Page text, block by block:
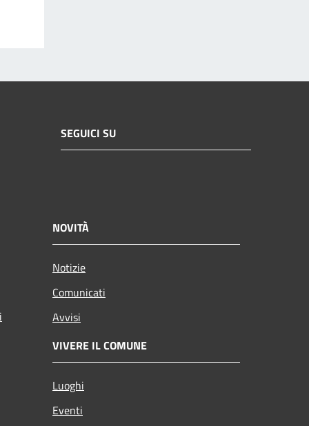
SEGUICI SU
NOVITÀ
Notizie
Comunicati
Avvisi
VIVERE IL COMUNE
Luoghi
Eventi